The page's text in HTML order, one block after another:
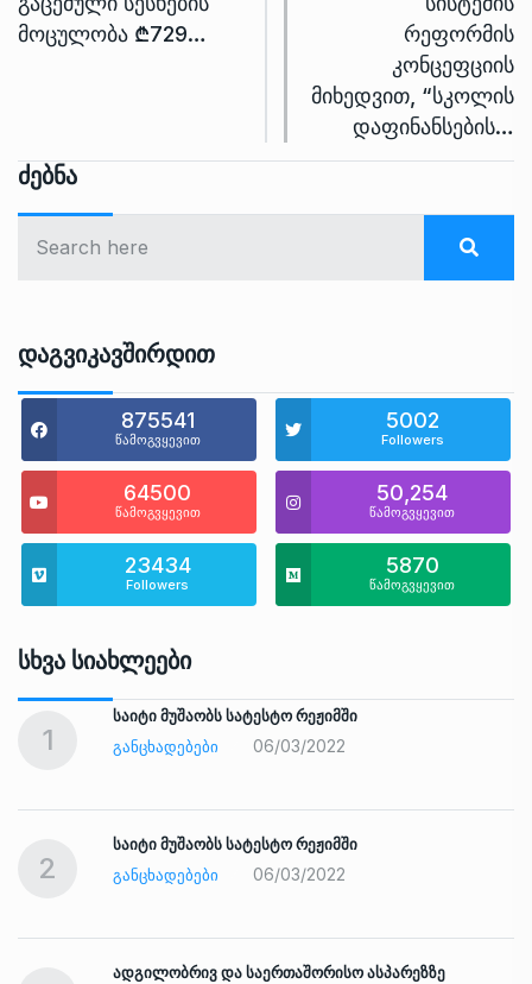
მოცულობა ₾729…
რეფორმის
კონცეფციის
მიხედვით, “სკოლის
დაფინანსების…
Ძებნა
Დაგვიკავშირდით
875541
წამოგვყევით
5002
Followers
64500
წამოგვყევით
50,254
წამოგვყევით
23434
Followers
5870
წამოგვყევით
Სხვა Სიახლეები
1
საიტი მუშაობს სატესტო რეჟიმში
ᲒᲐᲜᲪᲮᲐᲓᲔᲑᲔᲑᲘ
06/03/2022
2
საიტი მუშაობს სატესტო რეჟიმში
ᲒᲐᲜᲪᲮᲐᲓᲔᲑᲔᲑᲘ
06/03/2022
ადგილობრივ და საერთაშორისო ასპარეზზე